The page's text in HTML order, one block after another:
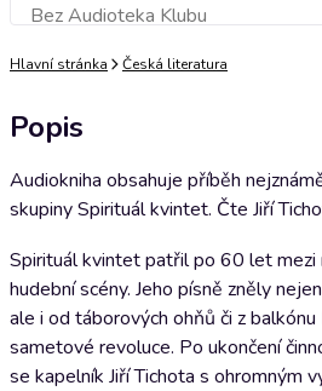
Bez Audioteka KlubuPřidat do košíku
Hlavní stránka Česká literatura
Popis
Audiokniha obsahuje příběh
skupiny Spirituál kvintet. Čte Jiří
Spirituál kvintet patřil po 60 let mezi
hudební scény. Jeho písně zněly
ale i od táborových ohňů či z
sametové revoluce. Po ukončení
se kapelník Jiří Tichota s ohromným